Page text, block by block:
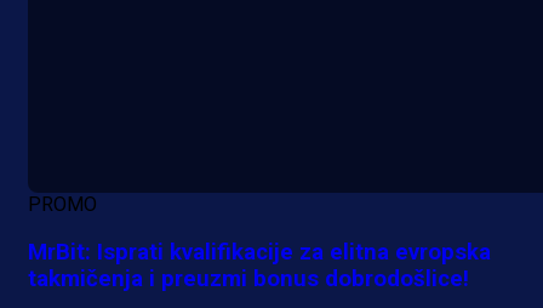
PROMO
MrBit: Isprati kvalifikacije za elitna evropska
takmičenja i preuzmi bonus dobrodošlice!